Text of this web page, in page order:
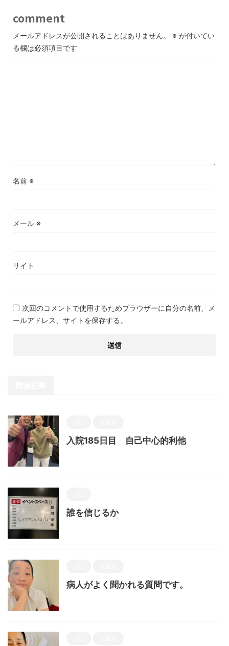
comment
メールアドレスが公開されることはありません。 ※ が付いてい
る欄は必須項目です
名前 ※
メール ※
サイト
次回のコメントで使用するためブラウザーに自分の名前、メ
ールアドレス、サイトを保存する。
入院185日目 自己中心的利他
誰を信じるか
病人がよく聞かれる質問です。